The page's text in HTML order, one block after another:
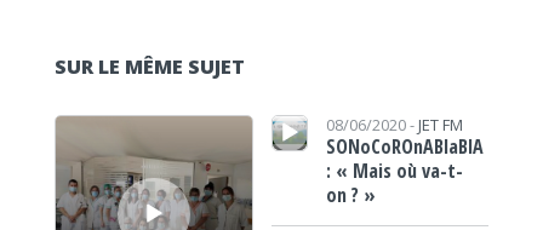
SUR LE MÊME SUJET
Lecteur audio
Lecteur audio 08/06/2020 - JET FM
SONoCoROnABlaBlA
: « Mais où va-t-
on ? »